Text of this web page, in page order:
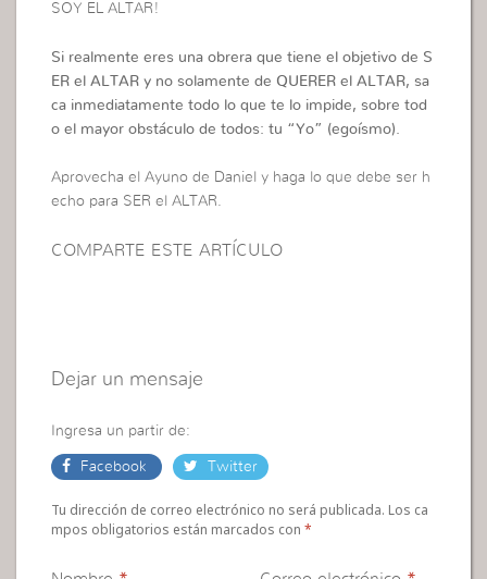
SOY EL ALTAR!
Si realmente eres una obrera que tiene el objetivo de S
ER el ALTAR y no solamente de QUERER el ALTAR, sa
ca inmediatamente todo lo que te lo impide, sobre tod
o el mayor obstáculo de todos: tu “Yo” (egoísmo).
Aprovecha el Ayuno de Daniel y haga lo que debe ser h
echo para SER el ALTAR.
COMPARTE ESTE ARTÍCULO
Dejar un mensaje
Ingresa un partir de:
Facebook Twitter
Tu dirección de correo electrónico no será publicada. Los ca
mpos obligatorios están marcados con*